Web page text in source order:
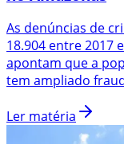
As denúncias de
18.904 entre 2017
apontam que a
tem ampliado
Ler matéria